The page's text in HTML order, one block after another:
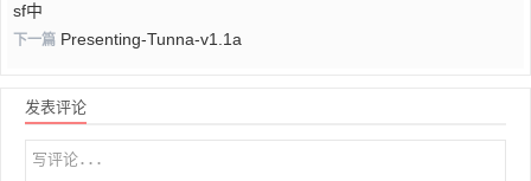
sf中
下一篇 Presenting-Tunna-v1.1a
发表评论